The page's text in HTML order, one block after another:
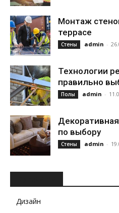
Монтаж
террасе
Стены admin -
Технологии
правильно
Полы admin -
по выбору
Стены admin -
Дизайн